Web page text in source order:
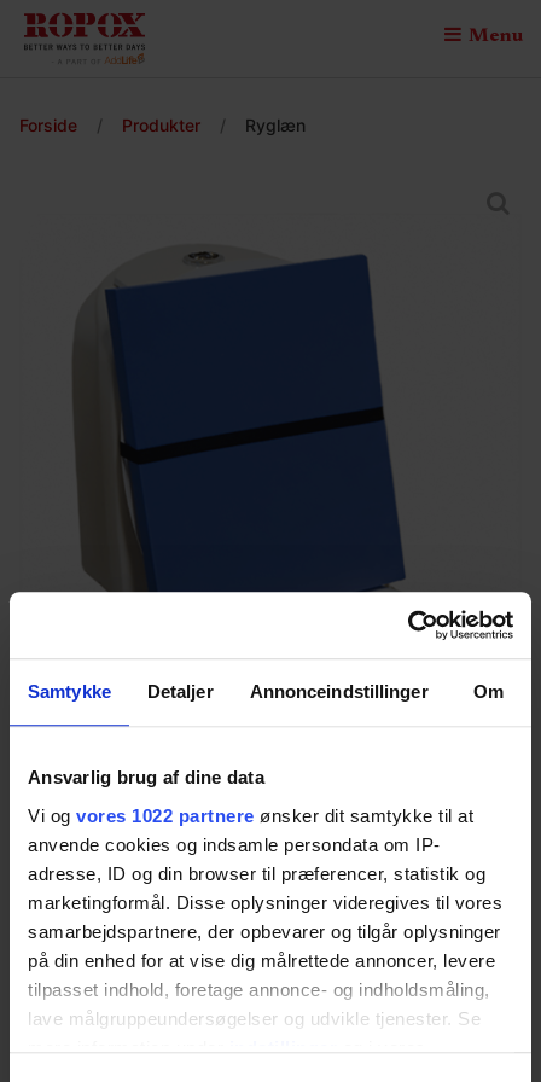
Samtykke Detaljer Annonceindstillinger Om
Ansvarlig brug af dine data
Vi og vores 1022 partnere ønsker dit samtykke til at
anvende cookies og indsamle persondata om IP-
adresse, ID og din browser til præferencer, statistik og
marketingformål. Disse oplysninger videregives til vores
samarbejdspartnere, der opbevarer og tilgår oplysninger
på din enhed for at vise dig målrettede annoncer, levere
tilpasset indhold, foretage annonce- og indholdsmåling,
lave målgruppeundersøgelser og udvikle tjenester. Se
Menu
Forside / Produkter / Ryglæn
Ryglæn
Monteres på toiletlåg
Vare nr.:35-00046
Download dataark